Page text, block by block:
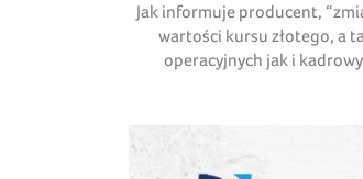
Jak informuje producent,
wartości kursu złotego, a
operacyjnych jak i